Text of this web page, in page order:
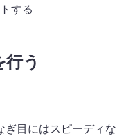
する
う
ぎ目にはスピーディな